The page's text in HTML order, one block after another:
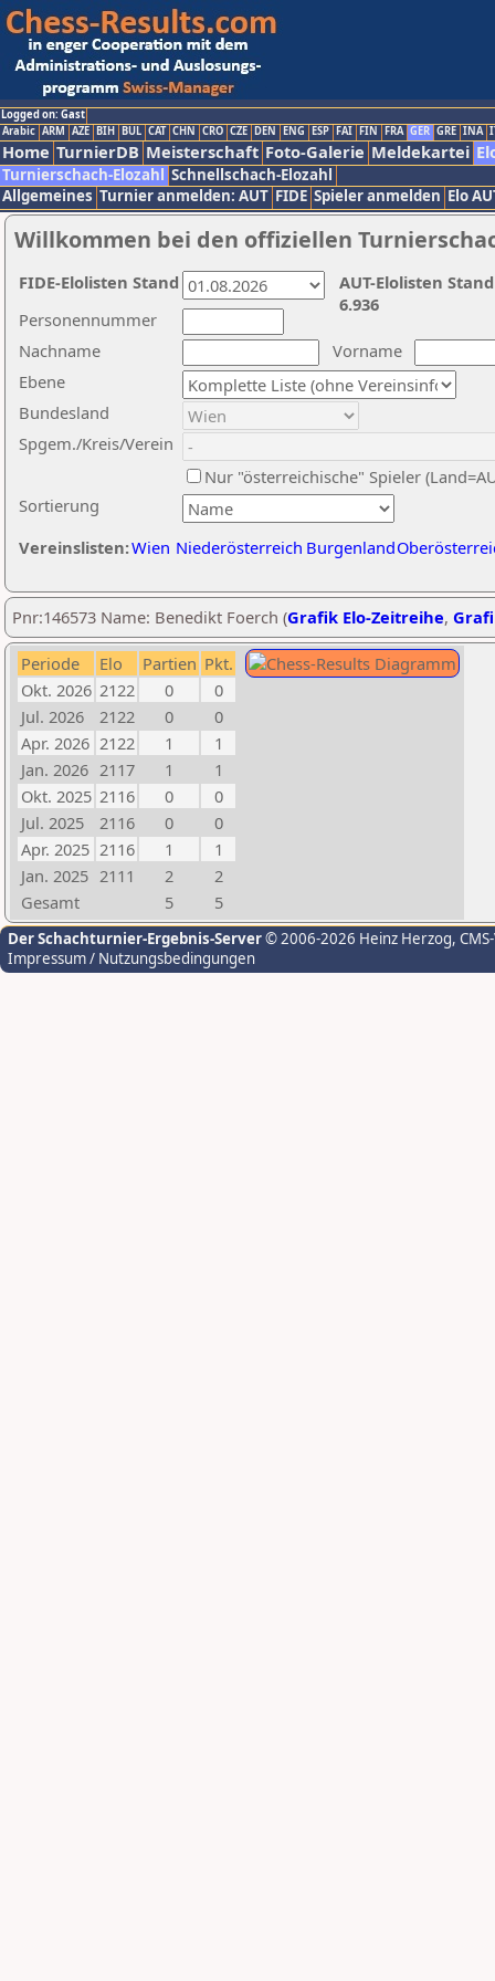
Logged on: Gast
Arabic ARM AZE BIH BUL CAT CHN CRO CZE DEN ENG ESP FAI FIN FRA GER GRE INA
Home TurnierDB Meisterschaft Foto-Galerie Meldekartei
Turnierschach-Elozahl Schnellschach-Elozahl
Allgemeines Turnier anmelden: AUT FIDE Spieler anmelden Elo
Willkommen bei den offiziellen
Nachname
Vorname
Ebene
Sortierung
Personennummer
Bundesland
Spgem./Kreis/Verein
Nur "österreichische" Spieler
Vereinslisten:Wien Niederösterreich Burgenland
AUT-Elolisten
6.936
FIDE-Elolisten Stand
Pnr:146573 Name: Benedikt Foerch (Grafik Elo-Zeitreihe,
Periode Elo Partien Pkt.
Okt. 2026 2122 0
0
Jul. 2026
2122 0
0
Apr. 2026 2122 1
1
Jan. 2026 2117 1
1
Okt. 2025 2116 0
0
Jul. 2025
2116 0
0
Apr. 2025 2116 1
1
Jan. 2025 2111 2
2
Gesamt
5 5
Der Schachturnier-Ergebnis-Server© 2006-2026 Heinz Herzog,
Impressum / Nutzungsbedingungen